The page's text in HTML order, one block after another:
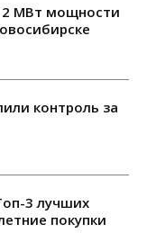
МВт мощности
контроль за
3 лучших
покупки